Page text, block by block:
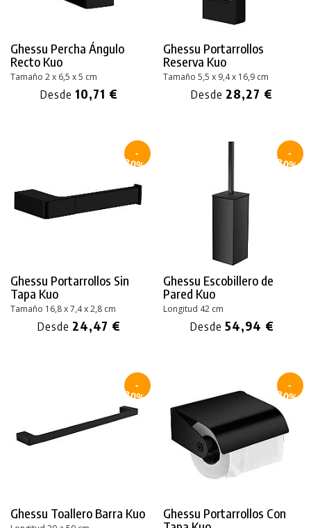
Ghessu Percha Ángulo
Recto Kuo
Tamaño 2 x 6,5 x 5 cm
Desde 10,71 €
Ghessu Portarrollos
Reserva Kuo
Tamaño 5,5 x 9,4 x 16,9 cm
Desde 28,27 €
-
30%
Ghessu Portarrollos Sin
Tapa Kuo
Tamaño 16,8 x 7,4 x 2,8 cm
Desde 24,47 €
-
30%
Ghessu Escobillero de
Pared Kuo
Longitud 42 cm
Desde 54,94 €
-
30%
Ghessu Toallero Barra Kuo
-
30%
Ghessu Portarrollos Con